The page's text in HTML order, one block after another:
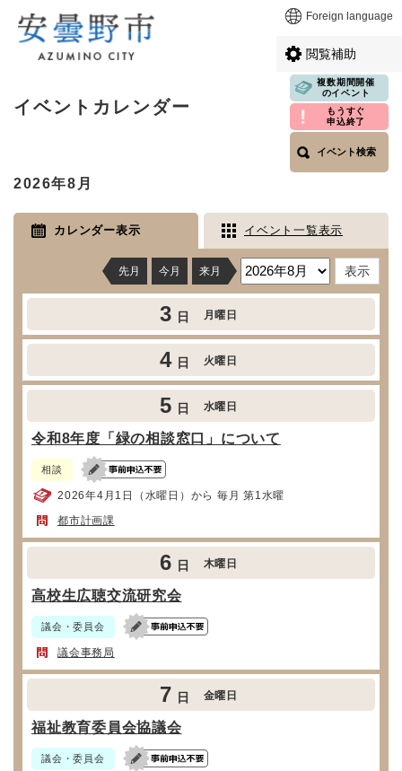
メニューを飛ばして本文へ Foreign language
閲覧補助
文
イベントカレンダー
複数期間開催
のイベント
もうすぐ
申込終了
イベント検索
2026年8月
カレンダー表示 イベント一覧表示
先月 今月 来月
3 日 月曜日
4 日 火曜日
5 日 水曜日
令和8年度「緑の相談窓口」について
相談
2026年4月1日（水曜日）から 毎月 第1水曜
都市計画課
6 日 木曜日
高校生広聴交流研究会
議会・委員会
議会事務局
7 日 金曜日
福祉教育委員会協議会
議会・委員会